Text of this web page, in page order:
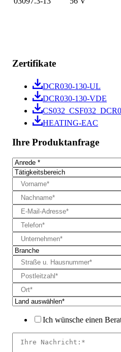
Zertifikate
DCR030-130-UL
DCR030-130-VDE
HEATING-EAC
Ihre Produktanfrage
Ich wünsche einen